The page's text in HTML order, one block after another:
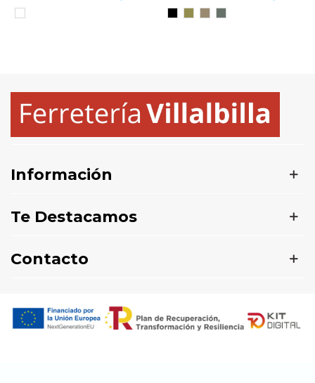
Información
Te Destacamos
Contacto